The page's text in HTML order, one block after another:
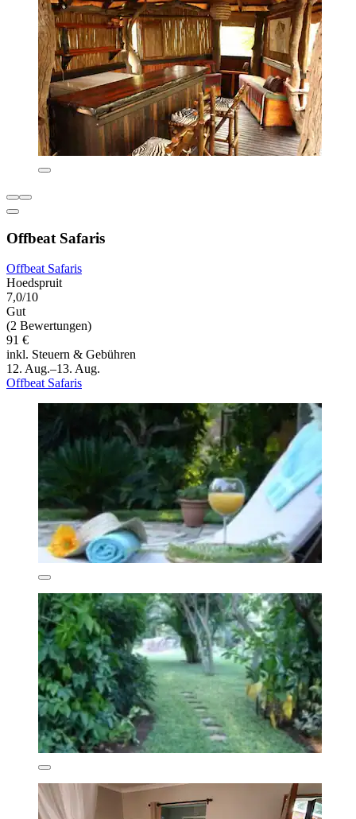
Offbeat Safaris
Offbeat Safaris
Hoedspruit
7,0/10
Gut
(2 Bewertungen)
91 €
inkl. Steuern & Gebühren
12. Aug.–13. Aug.
Offbeat Safaris